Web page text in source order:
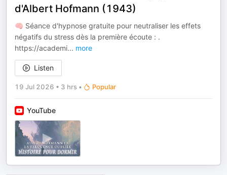
d'Albert Hofmann (1943)
🧠 Séance d'hypnose gratuite pour neutraliser les effets
négatifs du stress dès la première écoute : .
⁠⁠https://academi... more
Listen
19 Jul 2026 • 3 hrs • Popular
YouTube